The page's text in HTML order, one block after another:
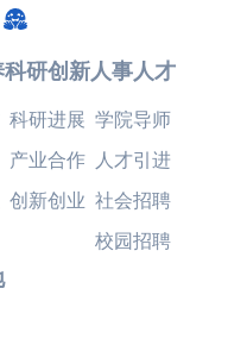
科研创新
科研进展
产业合作
创新创业
人事人才
学院导师
人才引进
社会招聘
校园招聘